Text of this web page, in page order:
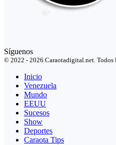
Síguenos
© 2022 - 2026 Caraotadigital.net. Todos
Inicio
Venezuela
Mundo
EEUU
Sucesos
Show
Deportes
Caraota Tips